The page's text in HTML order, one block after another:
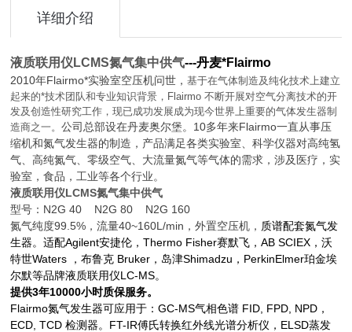
详细介绍
液质联用仪LCMS氮气集中供气---丹麦*Flairmo
2010年Flairmo*实验室空压机问世，基于在气体制造及纯化技术上建立
起来的*技术团队和专业知识背景，Flairmo 不断开展对空气分离技术的开
发及创造性研究工作，现已成功发展成为现今世界上重要的气体发生器制
造商之一。公司总部设在丹麦奥尔堡。10多年来Flairmo一直从事压
缩机和氮气发生器的制造，产品满足各类实验室、科学仪器对高纯氢
气、高纯氮气、零级空气、大流量氮气等气体的需求，涉及医疗，实
验室，食品，工业等各个行业。
液质联用仪LCMS氮气集中供气
型号：N2G 40 N2G 80 N2G 160
氮气纯度99.5%，流量40~160L/min，外置空压机， 质谱配套氮气发
生器。适配Agilent安捷伦，Thermo Fisher赛默飞，AB SCIEX，沃
特世Waters ，布鲁克 Bruker，岛津Shimadzu，PerkinElmer珀金埃
尔默等品牌液质联用仪LC-MS。
提供3年10000小时质保服务。
Flairmo氮气发生器可应用于：GC-MS气相色谱 FID, FPD, NPD，
ECD, TCD 检测器。FT-IR傅氏转换红外线光谱分析仪，ELSD蒸发